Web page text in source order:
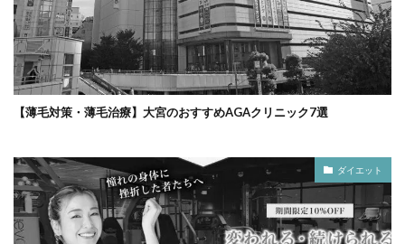
【薄毛対策・薄毛治療】大宮のおすすめAGAクリニック7選
ダイエット